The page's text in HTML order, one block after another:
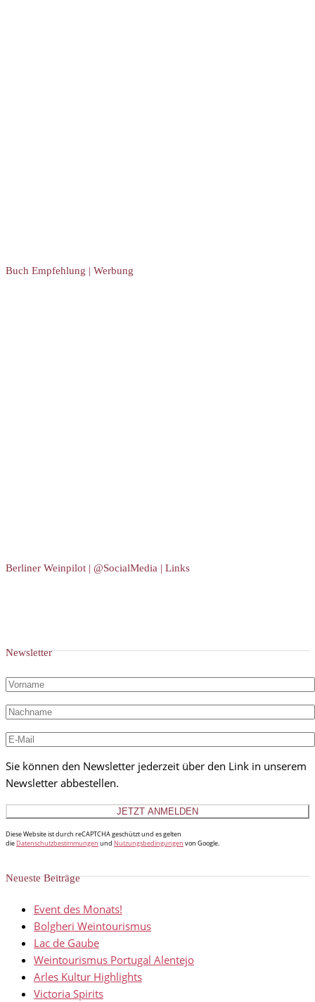
Buch Empfehlung | Werbung
Berliner Weinpilot | @SocialMedia | Links
Newsletter
Sie können den Newsletter jederzeit über den Link in unserem
Newsletter abbestellen.
Diese Website ist durch reCAPTCHA geschützt und es gelten
die Datenschutzbestimmungen und Nutzungsbedingungen von Google.
Neueste Beiträge
Event des Monats!
Bolgheri Weintourismus
Lac de Gaube
Weintourismus Portugal Alentejo
Arles Kultur Highlights
Victoria Spirits